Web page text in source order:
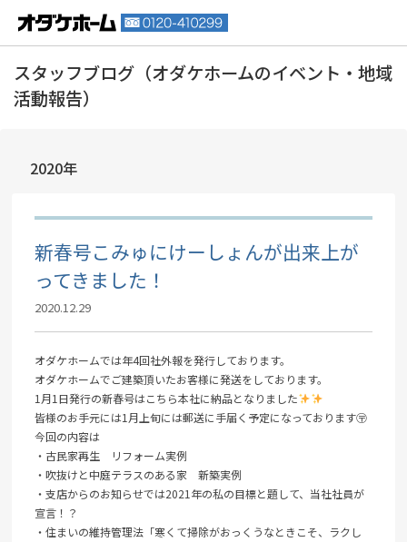
2020年
新春号こみゅにけーしょんが出来上が
ってきました！
2020.12.29
オダケホームでは年4回社外報を発行しております。
オダケホームでご建築頂いたお客様に発送をしております。
1月1日発行の新春号はこちら本社に納品となりました
皆様のお手元には1月上旬には郵送に手届く予定になっております〶
今回の内容は
・古民家再生 リフォーム実例
・吹抜けと中庭テラスのある家 新築実例
・支店からのお知らせでは2021年の私の目標と題して、当社社員が
宣言！？
・住まいの維持管理法「寒くて掃除がおっくうなときこそ、ラクし